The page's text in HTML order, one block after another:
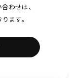
わせは、
ます。